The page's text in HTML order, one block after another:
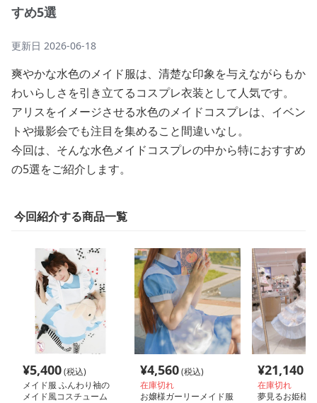
すめ5選
更新日 2026-06-18
爽やかな水色のメイド服は、清楚な印象を与えながらもか
わいらしさを引き立てるコスプレ衣装として人気です。
アリスをイメージさせる水色のメイドコスプレは、イベン
トや撮影会でも注目を集めること間違いなし。
今回は、そんな水色メイドコスプレの中から特におすすめ
の5選をご紹介します。
今回紹介する商品一覧
¥5,400(税込)
メイド服 ふんわり袖の
メイド風コスチューム
¥4,560(税込)
在庫切れ
お嬢様ガーリーメイド服
¥21,140
在庫切れ
夢見るお姫様